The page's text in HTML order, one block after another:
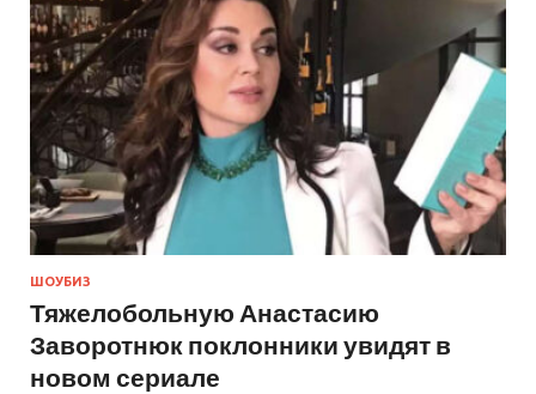
ШОУБИЗ
Тяжелобольную Анастасию
Заворотнюк поклонники увидят в
новом сериале